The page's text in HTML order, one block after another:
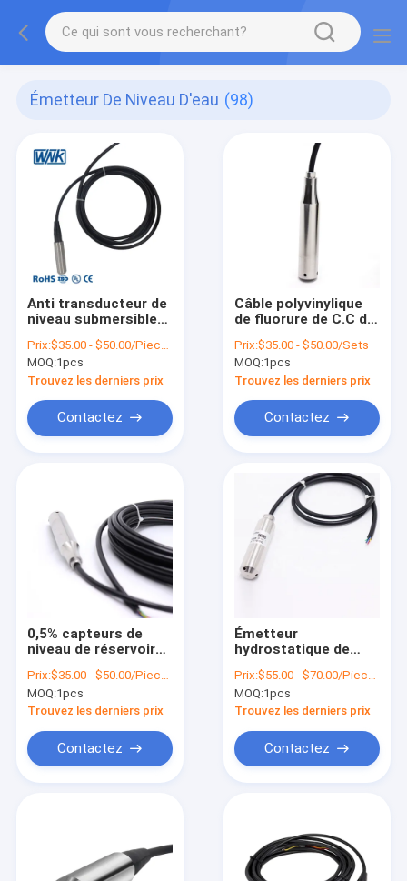
Émetteur De Niveau D'eau (98)
Anti transducteur de
niveau submersible
mesure de
piscine/réservoir
Prix:$35.00 - $50.00/Pieces
MOQ:1pcs
Trouvez les derniers prix
Contactez
Câble polyvinylique
de fluorure de C.C de
niveau d'eau IP68
Prix:$35.00 - $50.00/Sets
MOQ:1pcs
Trouvez les derniers prix
Contactez
0,5% capteurs de
niveau de réservoir
produit
l'approvisionnement
3.3VDC d'I2C
Prix:$35.00 - $50.00/Pieces
MOQ:1pcs
Trouvez les derniers prix
Contactez
Émetteur
hydrostatique de
pour le liquide à
hautes températures
Prix:$55.00 - $70.00/Pieces
MOQ:1pcs
Trouvez les derniers prix
Contactez